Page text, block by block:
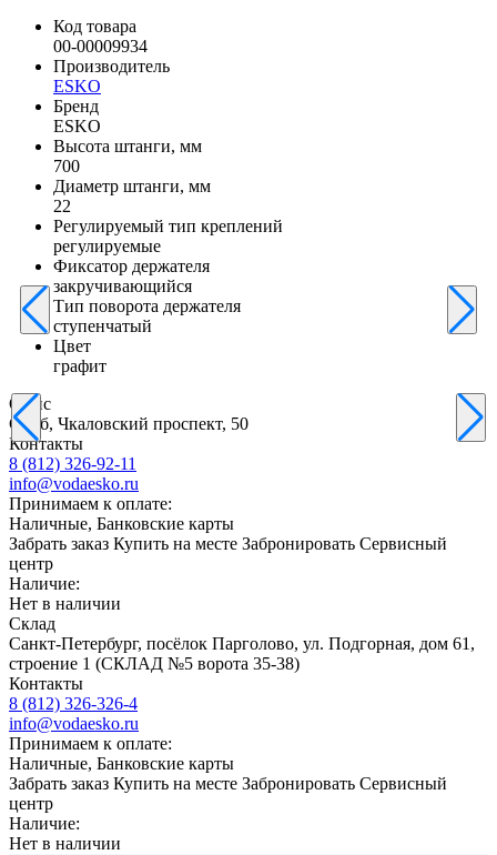
Код товара
00-00009934
Производитель
ESKO
Бренд
ESKO
Высота штанги, мм
700
Диаметр штанги, мм
22
Регулируемый тип креплений
регулируемые
Фиксатор держателя
закручивающийся
Тип поворота держателя
ступенчатый
Цвет
графит
Офис
С-Пб, Чкаловский проспект, 50
Контакты
8 (812) 326-92-11
info@vodaesko.ru
Принимаем к оплате:
Наличные, Банковские карты
Забрать заказ Купить на месте Забронировать Сервисный
центр
Наличие:
Нет в наличии
Склад
Санкт-Петербург, посёлок Парголово, ул. Подгорная, дом 61,
строение 1 (СКЛАД №5 ворота 35-38)
Контакты
8 (812) 326-326-4
info@vodaesko.ru
Принимаем к оплате:
Наличные, Банковские карты
Забрать заказ Купить на месте Забронировать Сервисный
центр
Наличие:
Нет в наличии